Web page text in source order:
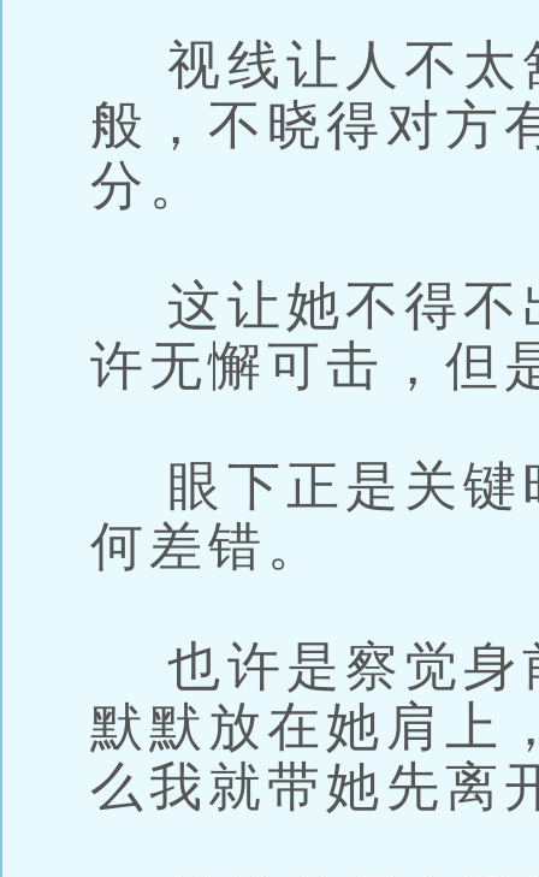
视线让人不太
般，不晓得对方
分。
这让她不得不
许无懈可击，但
眼下正是关键
何差错。
也许是察觉身
默默放在她肩上
么我就带她先离